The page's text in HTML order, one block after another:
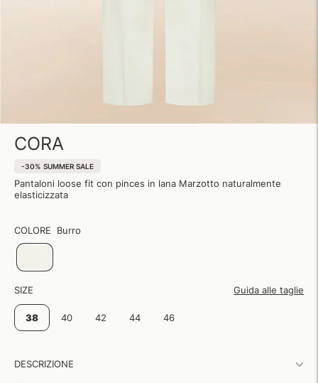
CORA
-30% SUMMER SALE
Pantaloni loose fit con pinces in lana Marzotto naturalmente
elasticizzata
COLORE Burro
SIZE Guida alle taglie
38 40 42 44 46
un
DESCRIZIONE